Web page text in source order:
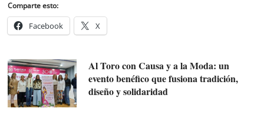
Comparte esto:
Facebook X
Al Toro con Causa y a la Moda: un
evento benéfico que fusiona tradición,
diseño y solidaridad